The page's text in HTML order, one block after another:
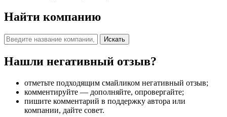
Найти компанию
Искать
Нашли негативный отзыв?
отметьте подходящим смайликом негативный отзыв;
комментируйте — дополняйте, опровергайте;
пишите комментарий в поддержку автора или
компании, дайте совет.